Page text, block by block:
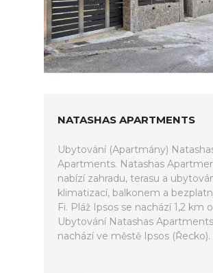
NATASHAS APARTMENTS
Ubytování (Apartmány)
Apartments. Natashas
nabízí zahradu, terasu a
klimatizací, balkonem a
Fi. Pláž Ipsos se nachází 1,2 km
Ubytování Natashas
nachází ve městě Ipsos (Řecko).